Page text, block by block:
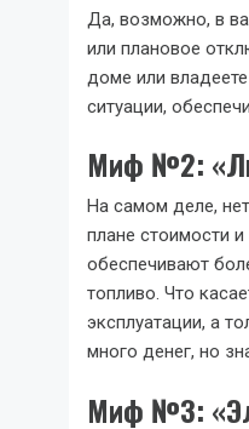
Да, возможно, в
или плановое
доме или
ситуации,
Миф №2:
На самом деле,
плане стоимости
обеспечивают
топливо. Что
эксплуатации, а
много денег, но
Миф №3: